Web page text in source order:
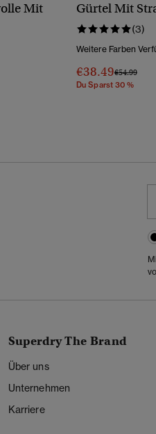
Mit
Gürtel Mit
(3)
Weitere Farben
€38.49Preis
€54.99Bis
Du Sparst 30 %
Superdry The Brand
Über uns
Unternehmen
Karriere